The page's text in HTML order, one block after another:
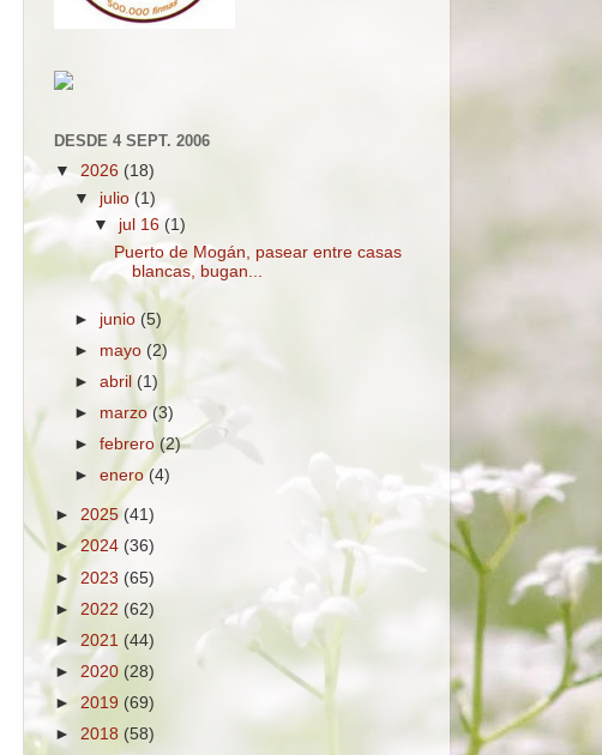
DESDE 4 SEPT. 2006
▼ 2026 (18)
▼ julio(1)
▼jul 16(1)
Puerto de Mogán, pasear entre casas
blancas, bugan...
► junio (5)
► mayo (2)
►abril(1)
► marzo (3)
►febrero(2)
►enero(4)
► 2025 (41)
►2024 (36)
► 2023 (65)
► 2022 (62)
► 2021 (44)
► 2020 (28)
► 2019 (69)
► 2018 (58)